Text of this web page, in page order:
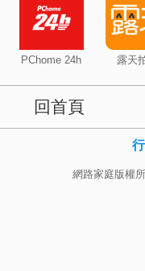
PChome 24h 露天
回首頁
網路家庭版權